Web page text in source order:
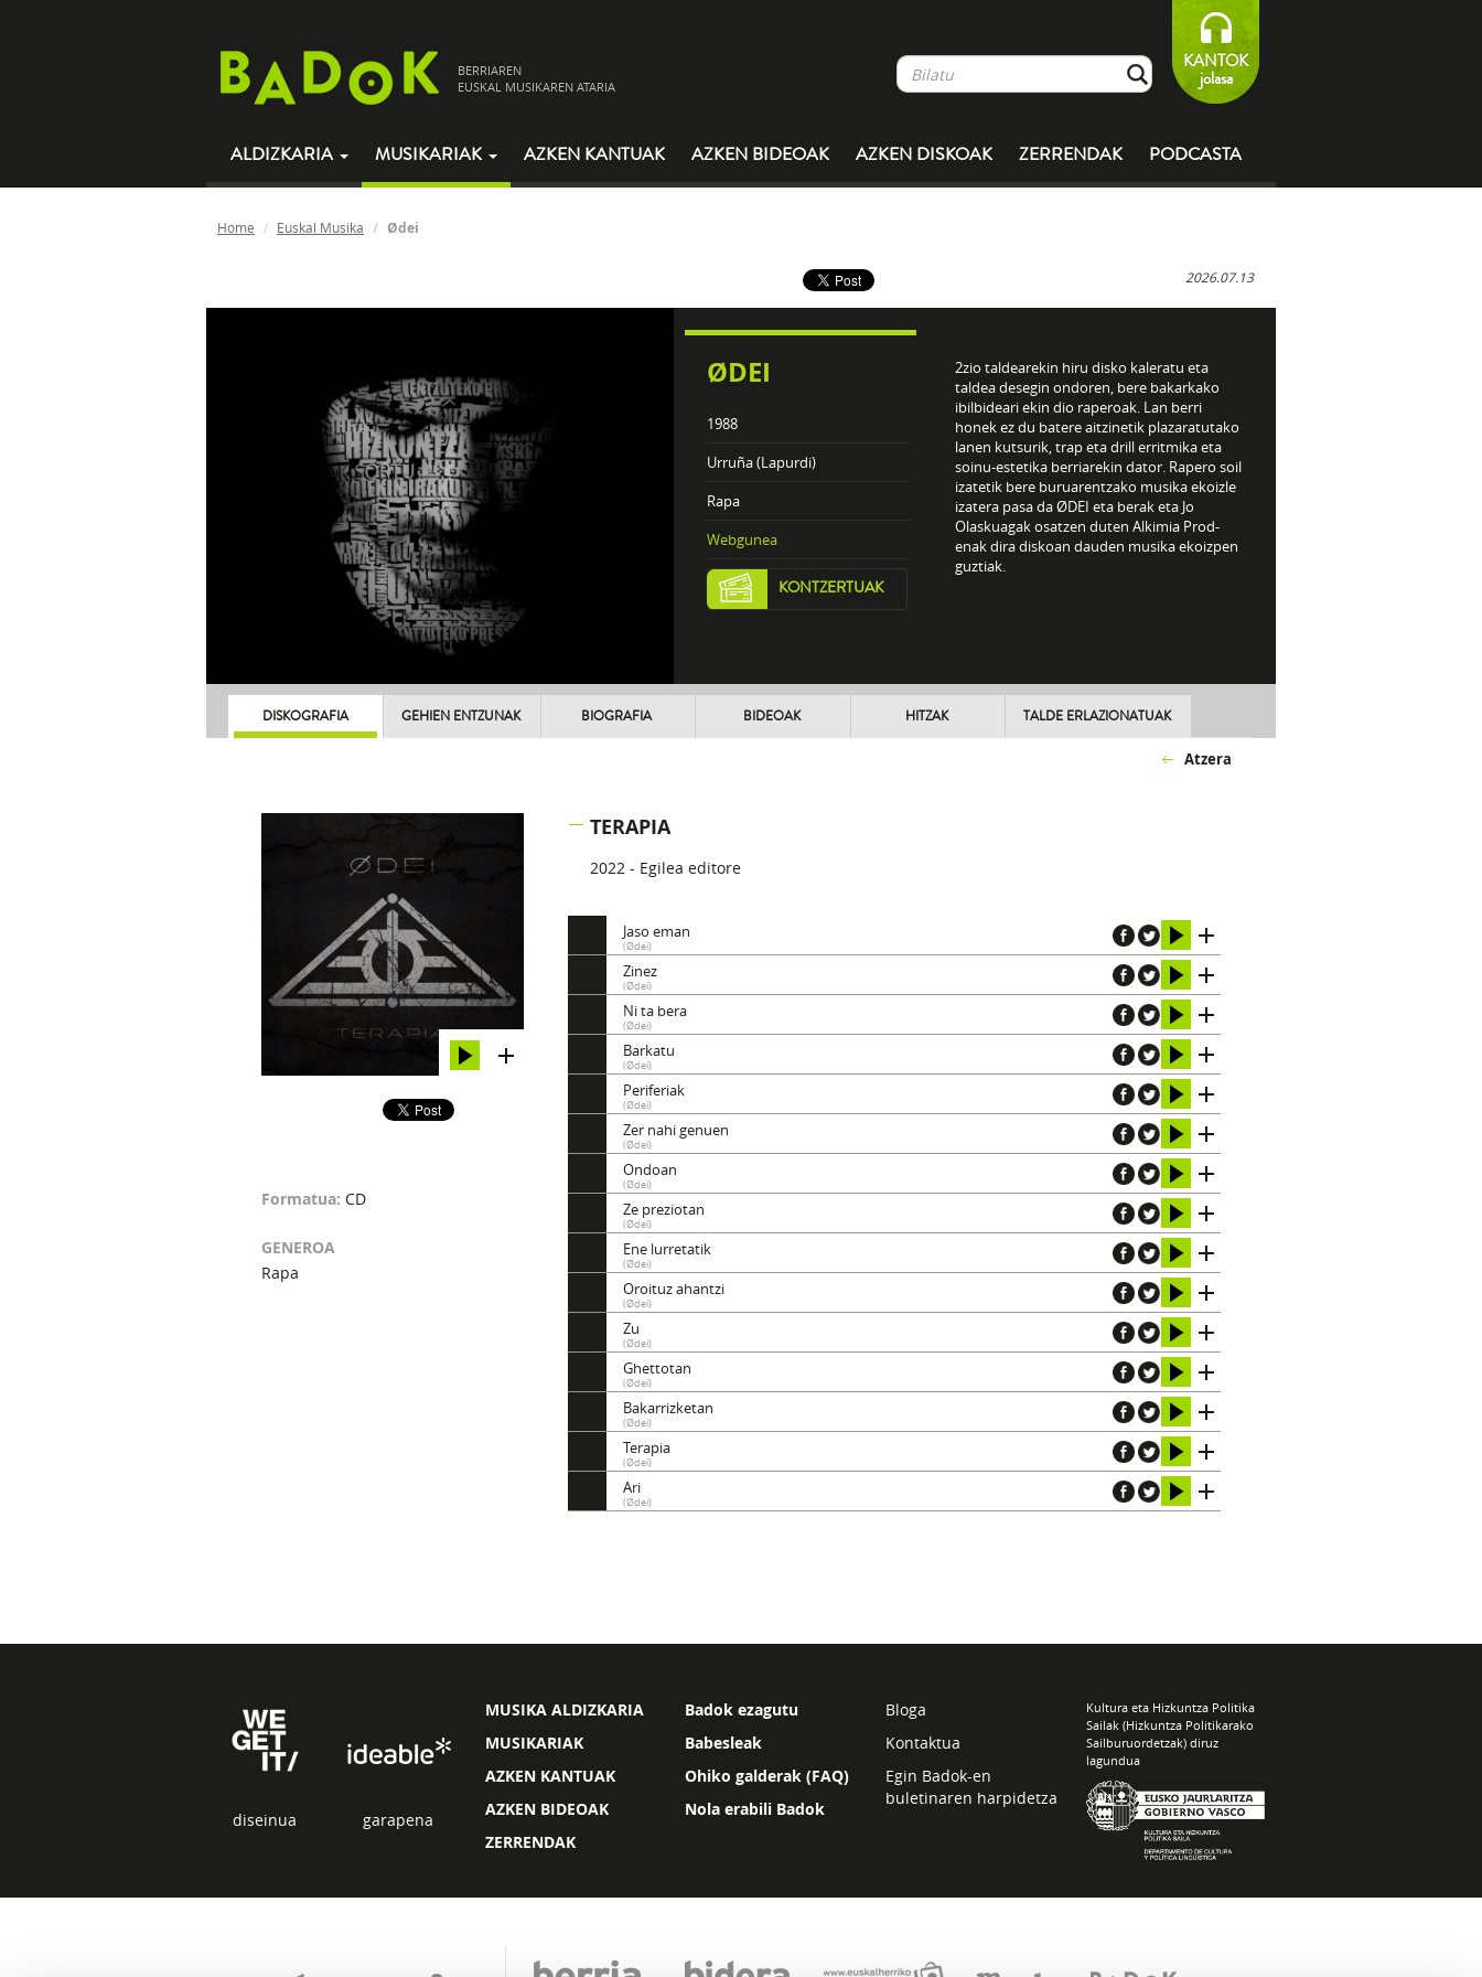
BERRIAREN
EUSKAL MUSIKAREN ATARIA
KANTOK
jolasa
ALDIZKARIA MUSIKARIAK AZKEN KANTUAK AZKEN BIDEOAK AZKEN DISKOAK ZERRENDAK PODCASTA
Home Euskal Musika Ødei
2026.07.13
ØDEI
1988
Urruña (Lapurdi)
Rapa
Webgunea
KONTZERTUAK
2zio taldearekin hiru disko kaleratu eta
taldea desegin ondoren, bere bakarkako
ibilbideari ekin dio raperoak. Lan berri
honek ez du batere aitzinetik plazaratutako
lanen kutsurik, trap eta drill erritmika eta
soinu-estetika berriarekin dator. Rapero soil
izatetik bere buruarentzako musika ekoizle
izatera pasa da ØDEI eta berak eta Jo
Olaskuagak osatzen duten Alkimia Prod-
enak dira diskoan dauden musika ekoizpen
guztiak.
DISKOGRAFIA GEHIEN ENTZUNAK BIOGRAFIA BIDEOAK HITZAK TALDE ERLAZIONATUAK
Atzera
Formatua: CD
GENEROA
Rapa
TERAPIA
2022 - Egilea editore
Jaso eman
(Ødei)
Zinez
(Ødei)
Ni ta bera
(Ødei)
Barkatu
(Ødei)
Periferiak
(Ødei)
Zer nahi genuen
(Ødei)
Ondoan
(Ødei)
Ze preziotan
(Ødei)
Ene lurretatik
(Ødei)
Oroituz ahantzi
(Ødei)
Zu
(Ødei)
Ghettotan
(Ødei)
Bakarrizketan
(Ødei)
Terapia
(Ødei)
Ari
(Ødei)
diseinua garapena
MUSIKA ALDIZKARIA
MUSIKARIAK
AZKEN KANTUAK
AZKEN BIDEOAK
ZERRENDAK
Badok ezagutu
Babesleak
Ohiko galderak (FAQ)
Nola erabili Badok
Bloga
Kontaktua
Egin Badok-en
buletinaren harpidetza
Kultura eta Hizkuntza Politika
Sailak (Hizkuntza Politikarako
Sailburuordetzak) diruz
lagundua